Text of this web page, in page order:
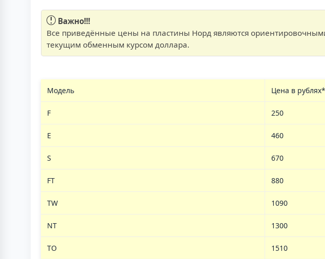
Важно!!!
Все приведённые цены на пластины Норд являются
текущим обменным курсом доллара.
Модель Цена в рублях*
F 250
E 460
S 670
FT 880
TW 1090
NT 1300
TO 1510